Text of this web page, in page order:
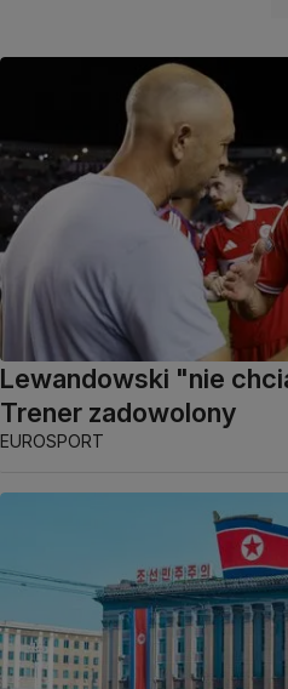
Lewandowski "nie
Trener zadowolony
EUROSPORT